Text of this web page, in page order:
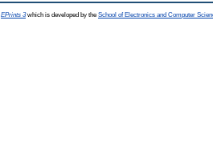
EPrints 3which is developed by the School of Electronics and Computer